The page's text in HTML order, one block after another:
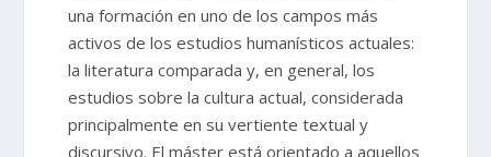
una formación en uno de los campos más
activos de los estudios humanísticos actuales:
la literatura comparada y, en general, los
estudios sobre la cultura actual, considerada
principalmente en su vertiente textual y
discursivo. El máster está orientado a aquellos